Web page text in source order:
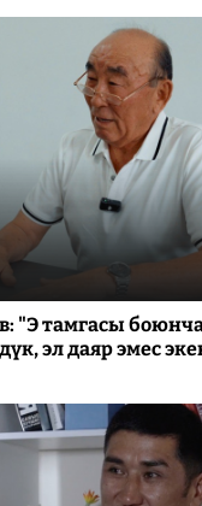
"Э тамгасы
эл даяр эмес